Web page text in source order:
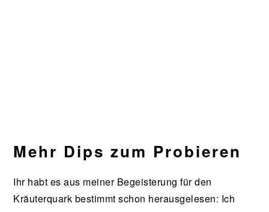
Mehr Dips zum Probieren
Ihr habt es aus meiner Begeisterung für den
Kräuterquark bestimmt schon herausgelesen: Ich